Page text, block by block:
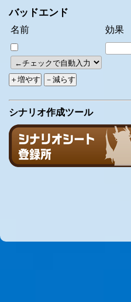
バッドエンド
名前 効果
シナリオ作成ツール